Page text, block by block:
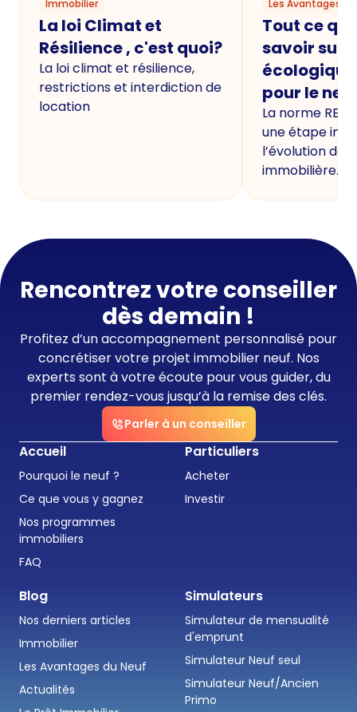
Immobilier
La loi Climat et
Résilience , c'est quoi?
La loi climat et résilience,
restrictions et interdiction de
location
Les Avantages
Tout ce
savoir sur
écologique
pour le
La norme
une étape
l’évolution de
immobilière.
Rencontrez votre conseiller
dès demain !
Profitez d’un accompagnement personnalisé pour
concrétiser votre projet immobilier neuf. Nos
experts sont à votre écoute pour vous guider, du
premier rendez-vous jusqu’à la remise des clés.
Parler à un conseiller
Accueil
Pourquoi le neuf ?
Ce que vous y gagnez
Nos programmes
immobiliers
FAQ
Particuliers
Acheter
Investir
Blog
Nos derniers articles
Immobilier
Les Avantages du Neuf
Actualités
Simulateurs
Simulateur de mensualité
d'emprunt
Simulateur Neuf seul
Simulateur Neuf/Ancien
Primo